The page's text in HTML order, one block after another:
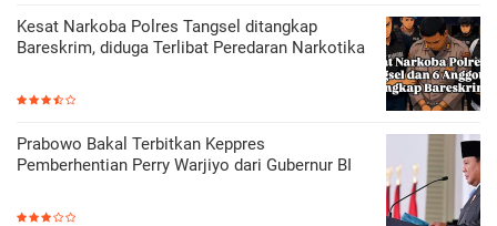
Kesat Narkoba Polres Tangsel ditangkap
Bareskrim, diduga Terlibat Peredaran Narkotika
Prabowo Bakal Terbitkan Keppres
Pemberhentian Perry Warjiyo dari Gubernur BI